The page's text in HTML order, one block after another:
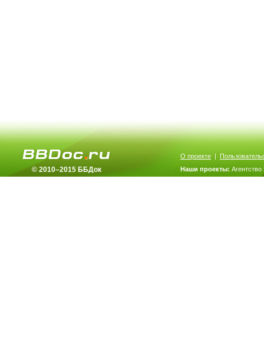
© 2010–2015 ББДок
О проекте |
Наши проекты: